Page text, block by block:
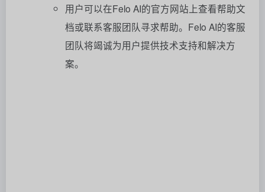
用户可以在Felo AI的官方网站上查看帮助文
档或联系客服团队寻求帮助。Felo AI的客服
团队将竭诚为用户提供技术支持和解决方
案。